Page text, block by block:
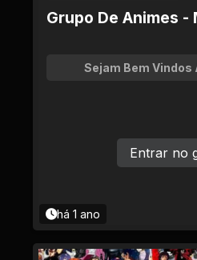
Grupo De Animes -
Sejam Bem Vindos
há 1 ano
Entrar no